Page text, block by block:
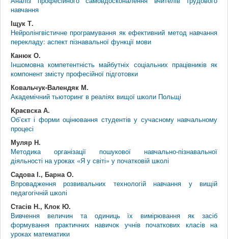
навчання
Іщук Т.
Нейролінгвістичне програмування як ефективний метод навчання
перекладу: аспект пізнавальної функції мови
Канюк О.
Іншомовна компетентність майбутніх соціальних працівників як
компонент змісту професійної підготовки
Ковальчук-Валендяк М.
Академічний тьюторинг в реаліях вищої школи Польщі
Kрaєвска А.
Об’єкт і форми оцінювання студентів у сучасному навчальному
процесі
Муляр Н.
Методика організації пошукової навчально-пізнавальної
діяльності на уроках «Я у світі» у початковій школі
Садова І., Барна О.
Впровадження розвивальних технологій навчання у вищій
педагогічній школі
Стасів Н., Клок Ю.
Вивчення величин та одиниць їх вимірювання як засіб
формування практичних навичок учнів початкових класів на
уроках математики